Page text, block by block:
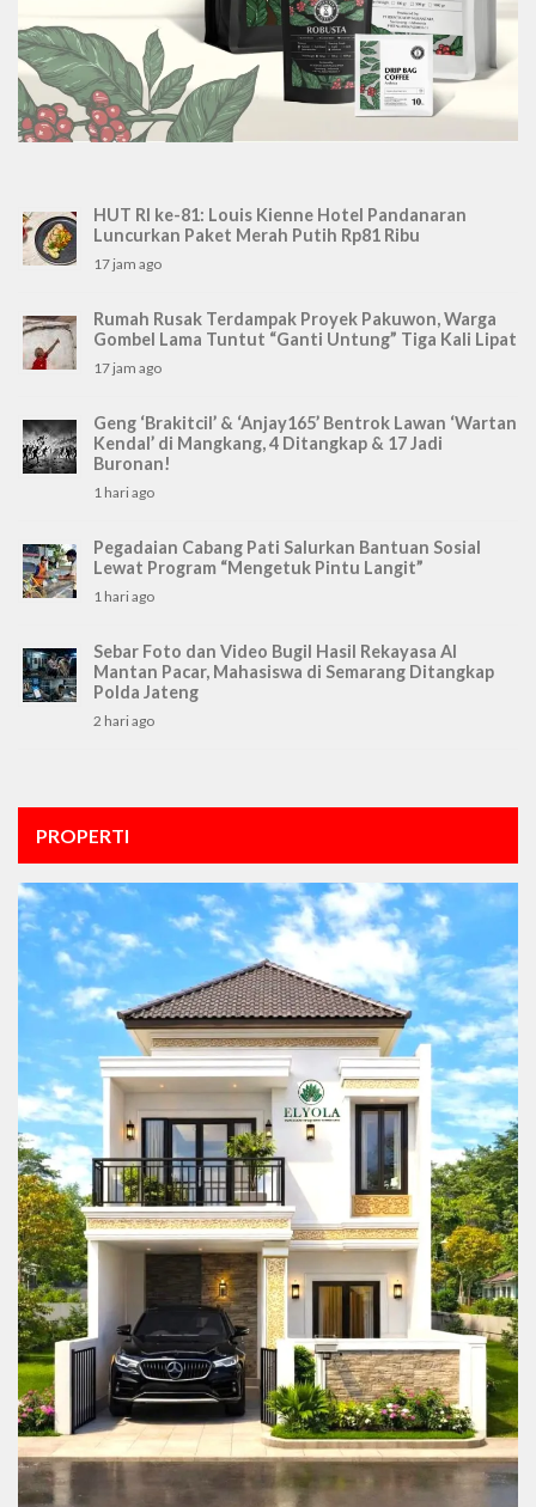
HUT RI ke-81: Louis Kienne Hotel Pandanaran
Luncurkan Paket Merah Putih Rp81 Ribu
17 jam ago
Rumah Rusak Terdampak Proyek Pakuwon, Warga
Gombel Lama Tuntut “Ganti Untung” Tiga Kali Lipat
17 jam ago
Geng ‘Brakitcil’ & ‘Anjay165’ Bentrok Lawan ‘Wartan
Kendal’ di Mangkang, 4 Ditangkap & 17 Jadi
Buronan!
1 hari ago
Pegadaian Cabang Pati Salurkan Bantuan Sosial
Lewat Program “Mengetuk Pintu Langit”
1 hari ago
Sebar Foto dan Video Bugil Hasil Rekayasa AI
Mantan Pacar, Mahasiswa di Semarang Ditangkap
Polda Jateng
2 hari ago
PROPERTI